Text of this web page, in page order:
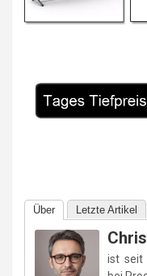
Über Letzte Artikel
ist seit